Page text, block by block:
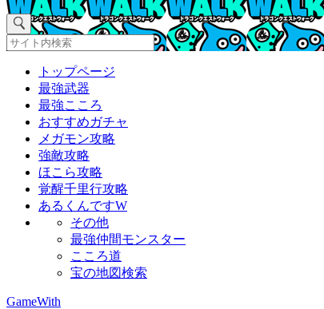
トップページ
最強武器
最強こころ
おすすめガチャ
メガモン攻略
強敵攻略
ほこら攻略
覚醒千里行攻略
あるくんですW
その他
最強仲間モンスター
こころ道
宝の地図検索
GameWith